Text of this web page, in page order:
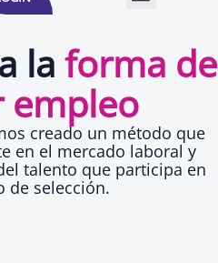
la forma de
empleo
creado un método que
en el mercado laboral y
talento que participa en
de selección.